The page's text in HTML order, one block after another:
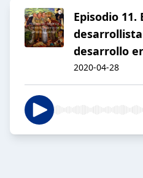
Episodio 11.
desarrollo
2020-04-28